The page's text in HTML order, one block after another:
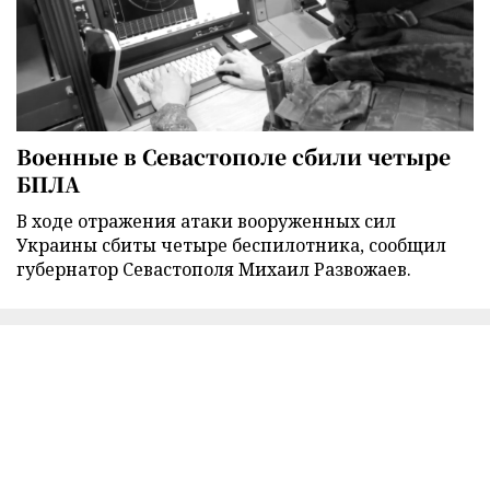
Военные в Севастополе сбили четыре
БПЛА
В ходе отражения атаки вооруженных сил
Украины сбиты четыре беспилотника, сообщил
губернатор Севастополя Михаил Развожаев.